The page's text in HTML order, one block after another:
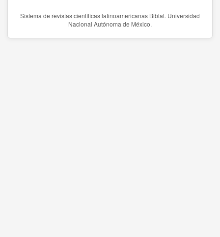
Sistema de revistas científicas latinoamericanas Biblat. Universidad
Nacional Autónoma de México.